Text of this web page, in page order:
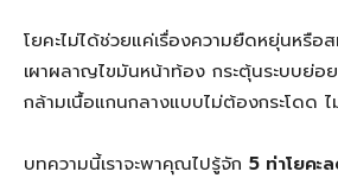
o
o
k
g
er
m
โยคะไม่ได้ช่วยแค่เรื่องความยืดหยุ่นหรือ
เผาผลาญไขมันหน้าท้อง กระตุ้นระบบย่อ
กล้ามเนื้อแกนกลางแบบไม่ต้องกระโดด
บทความนี้เราจะพาคุณไปรู้จัก 5 ท่าโยคะ